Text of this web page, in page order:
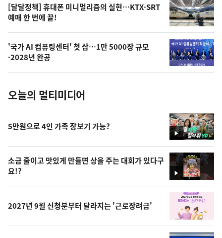
오
늘
의
사
진
[달달정책] 휴대폰 미니멀리즘의 실현…KTX·SRT
예매 한 번에 끝!
'국가 AI 컴퓨팅센터' 첫 삽…1만 5000장 규모
·2028년 완공
오늘의 멀티미디어
영
상
5만원으로 4인 가족 장보기 가능?
영
상
소금 줄이고 맛있게 만들면 상을 주는 대회가 있다구
요!?
2027년 9월 신청분부터 달라지는 '근로장려금'